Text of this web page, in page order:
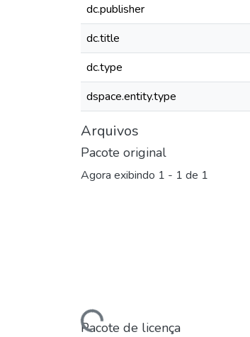
dc.publisher
dc.title
dc.type
dspace.entity.type
Arquivos
Pacote original
Agora exibindo 1 - 1 de 1
Carregando...Pacote de licença